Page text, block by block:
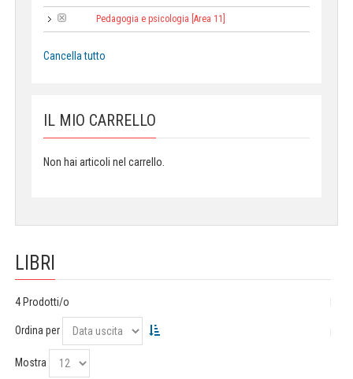
Pedagogia e psicologia [Area 11]
Cancella tutto
IL MIO CARRELLO
Non hai articoli nel carrello.
LIBRI
4 Prodotti/o
Ordina per
Mostra